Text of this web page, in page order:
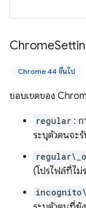
Chrome
Chrome 44 ขึ้นไป
ขอบเขตของ
regular :
ระบุตัวตนจะ
(โปรไฟล์ที่ไม่